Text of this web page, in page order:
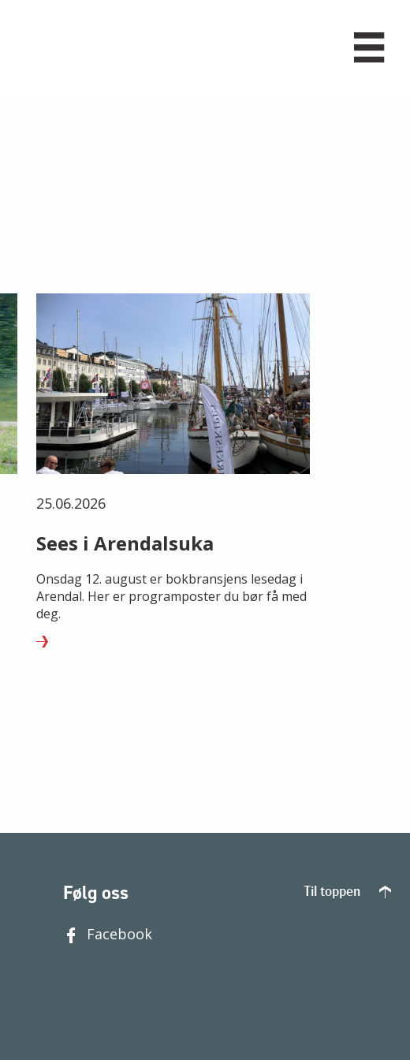
25.06.2026
Sees i Arendalsuka
Onsdag 12. august er bokbransjens lesedag i
Arendal. Her er programposter du bør få med
deg.
Følg oss
Facebook
Til toppen